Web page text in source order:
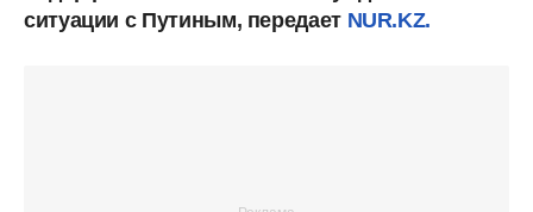
ситуации с Путиным, передает NUR.KZ.